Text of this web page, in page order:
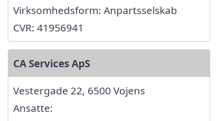
Virksomhedsform: Anpartsselskab
CVR: 41956941
CA Services ApS
Vestergade 22, 6500 Vojens
Ansatte: